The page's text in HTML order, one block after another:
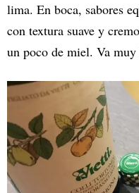
lima. En boca, sabores
con textura suave y
un poco de miel. Va